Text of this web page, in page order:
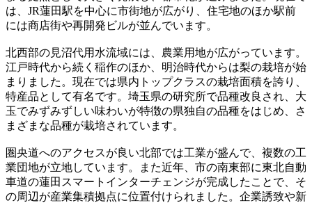
は、JR蓮田駅を中心に市街地が広がり、住宅地のほか駅前
には商店街や再開発ビルが並んでいます。
北西部の見沼代用水流域には、農業用地が広がっています。
江戸時代から続く稲作のほか、明治時代からは梨の栽培が始
まりました。現在では県内トップクラスの栽培面積を誇り、
特産品として有名です。埼玉県の研究所で品種改良され、大
玉でみずみずしい味わいが特徴の県独自の品種をはじめ、さ
まざまな品種が栽培されています。
圏央道へのアクセスが良い北部では工業が盛んで、複数の工
業団地が立地しています。また近年、市の南東部に東北自動
車道の蓮田スマートインターチェンジが完成したことで、そ
の周辺が産業集積拠点に位置付けられました。企業誘致や新